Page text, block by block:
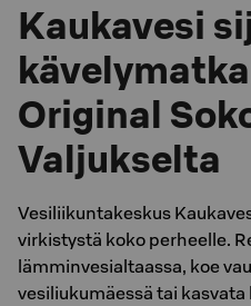
Kaukavesi
Original
Valjukselta
Vesiliikuntakeskus
virkistystä koko perheelle.
lämminvesialtaassa, koe
vesiliukumäessä tai